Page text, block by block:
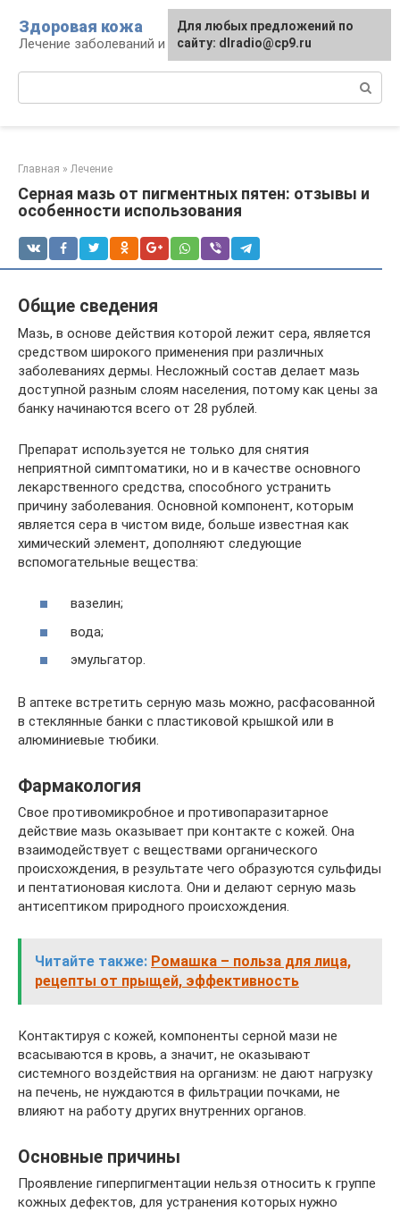
контенту
Здоровая кожа
Лечение заболеваний и уход за кожей
Главная » Лечение
Серная мазь от пигментных пятен: отзывы и
особенности использования
Общие сведения
Мазь, в основе действия которой лежит сера, является
средством широкого применения при различных
заболеваниях дермы. Несложный состав делает мазь
доступной разным слоям населения, потому как цены за
банку начинаются всего от 28 рублей.
Препарат используется не только для снятия
неприятной симптоматики, но и в качестве основного
лекарственного средства, способного устранить
причину заболевания. Основной компонент, которым
является сера в чистом виде, больше известная как
химический элемент, дополняют следующие
вспомогательные вещества:
вазелин;
вода;
эмульгатор.
В аптеке встретить серную мазь можно, расфасованной
в стеклянные банки с пластиковой крышкой или в
алюминиевые тюбики.
Фармакология
Свое противомикробное и противопаразитарное
действие мазь оказывает при контакте с кожей. Она
взаимодействует с веществами органического
происхождения, в результате чего образуются сульфиды
и пентатионовая кислота. Они и делают серную мазь
антисептиком природного происхождения.
Читайте также: Ромашка – польза для лица,
рецепты от прыщей, эффективность
Контактируя с кожей, компоненты серной мази не
всасываются в кровь, а значит, не оказывают
системного воздействия на организм: не дают нагрузку
на печень, не нуждаются в фильтрации почками, не
влияют на работу других внутренних органов.
Основные причины
Проявление гиперпигментации нельзя относить к группе
кожных дефектов, для устранения которых нужно
Для любых предложений по
сайту: dlradio@cp9.ru